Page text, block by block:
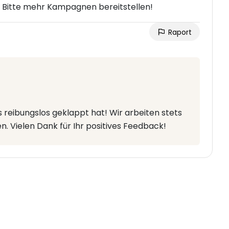
mehr Kampagnen bereitstellen!
Raport
reibungslos geklappt hat! Wir arbeiten stets
Vielen Dank für Ihr positives Feedback!